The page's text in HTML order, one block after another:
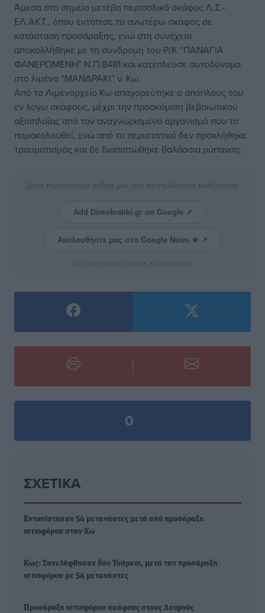
Άμεσα στο σημείο μετέβη περιπολικό σκάφος Λ.Σ.-
ΕΛ.ΑΚΤ., όπου εντόπισε το ανωτέρω σκάφος σε
κατάσταση προσάραξης, ενώ στη συνέχεια
αποκολλήθηκε με τη συνδρομή του Ρ/Κ “ΠΑΝΑΓΙΑ
ΦΑΝΕΡΩΜΕΝΗ” Ν.Π.8481 και κατέπλευσε αυτοδύναμα
στο λιμένα “ΜΑΝΔΡΑΚΙ” ν. Κω.
Από το Λιμεναρχείο Κω απαγορεύτηκε ο απόπλους του
εν λόγω σκάφους, μέχρι την προσκόμιση βεβαιωτικού
αξιοπλοΐας από τον αναγνωρισμένο οργανισμό που το
παρακολουθεί, ενώ από το περιστατικό δεν προκλήθηκε
τραυματισμός και δε διαπιστώθηκε θαλάσσια ρύπανση.
Δείτε περισσότερα άρθρα μας στα αποτελέσματα αναζήτησης
Add Dimokratiki.gr on Google ↗
Ακολουθήστε μας στο Google News ★ ↗
0
ΣΧΕΤΙΚΆ
Εντοπίστηκαν 54 μετανάστες μετά από προσάραξη
ιστιοφόρου στην Κω
Κως: Συνελήφθησαν δύο Τούρκοι, μετά την προσάραξη
ιστιοφόρου με 54 μετανάστες
Προσάραξη ιστιοφόρου σκάφους στους Λειψούς